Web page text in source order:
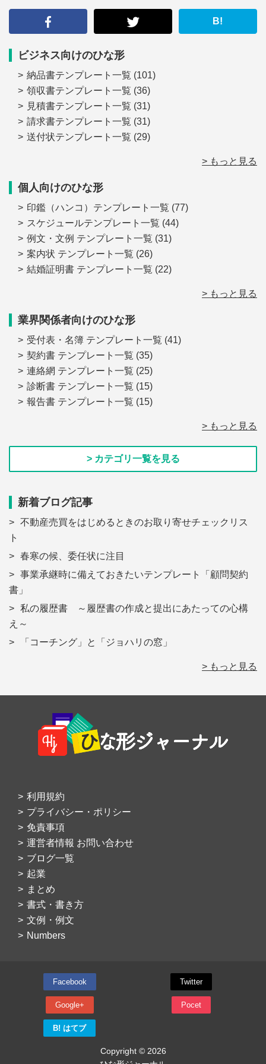
B!
ビジネス向けのひな形
納品書テンプレート一覧 (101)
領収書テンプレート一覧 (36)
見積書テンプレート一覧 (31)
請求書テンプレート一覧 (31)
送付状テンプレート一覧 (29)
> もっと見る
個人向けのひな形
印鑑（ハンコ）テンプレート一覧 (77)
スケジュールテンプレート一覧 (44)
例文・文例 テンプレート一覧 (31)
案内状 テンプレート一覧 (26)
結婚証明書 テンプレート一覧 (22)
> もっと見る
業界関係者向けのひな形
受付表・名簿 テンプレート一覧 (41)
契約書 テンプレート一覧 (35)
連絡網 テンプレート一覧 (25)
診断書 テンプレート一覧 (15)
報告書 テンプレート一覧 (15)
> もっと見る
> カテゴリ一覧を見る
新着ブログ記事
不動産売買をはじめるときのお取り寄せチェックリス
ト
春寒の候、委任状に注目
事業承継時に備えておきたいテンプレート「顧問契約
書」
私の履歴書 ～履歴書の作成と提出にあたっての心構
え～
「コーチング」と「ジョハリの窓」
> もっと見る
Footer
利用規約
プライバシー・ポリシー
免責事項
運営者情報 お問い合わせ
ブログ一覧
起業
まとめ
書式・書き方
文例・例文
Numbers
Facebook Twitter
Google+ Pocet
B! はてブ
Copyright © 2026